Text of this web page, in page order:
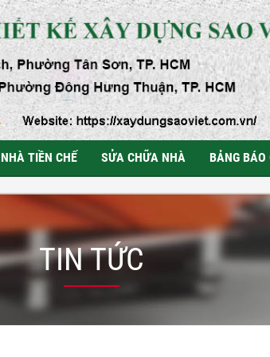
NHÀ TIỀN CHẾ SỬA CHỮA NHÀ BẢNG BÁO
TIN TỨC